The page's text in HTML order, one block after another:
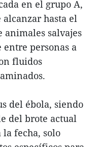
en el grupo A,
hasta el
animales salvajes
personas a
fluidos
del ébola, siendo
del brote actual
la fecha, solo